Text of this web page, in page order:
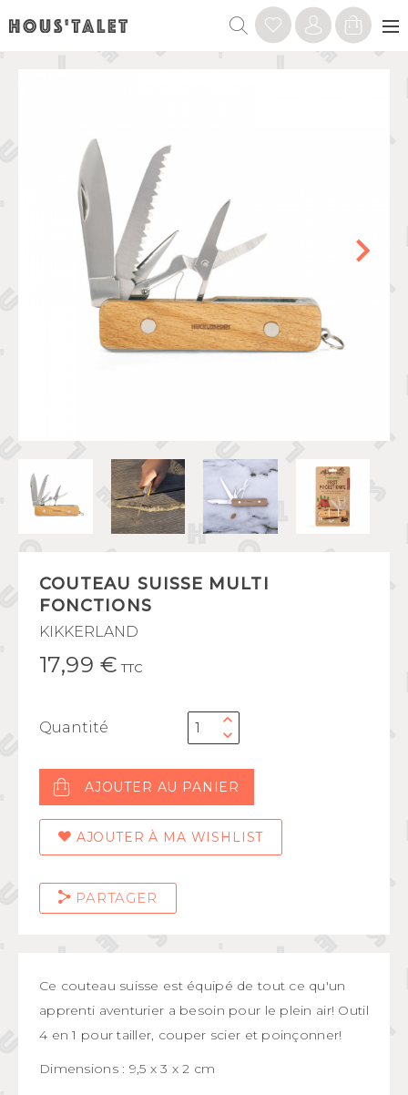
COUTEAU SUISSE MULTI
FONCTIONS
KIKKERLAND
17,99 € TTC
Quantité
AJOUTER AU PANIER
AJOUTER À MA WISHLIST
PARTAGER
Ce couteau suisse est équipé de tout ce qu'un
apprenti aventurier a besoin pour le plein air! Outil
4 en 1 pour tailler, couper scier et poinçonner!
Dimensions : 9,5 x 3 x 2 cm